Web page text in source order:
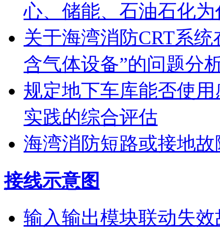
心、储能、石油石化
关于海湾消防CRT系
含气体设备”的问题分
规定地下车库能否使
实践的综合评估
海湾消防短路或接地
接线示意图
输入输出模块联动失效